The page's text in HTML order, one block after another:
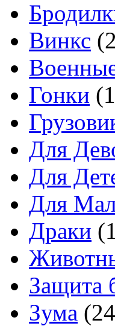
Винкс
Гонки
Для
Для
Для
Драки
Защита
Зума